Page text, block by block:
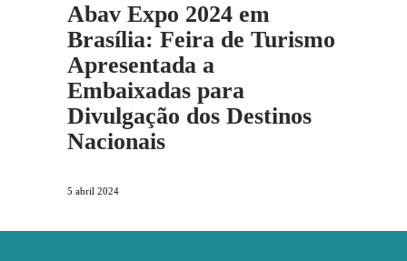
Abav Expo 2024 em
Brasília: Feira de Turismo
Apresentada a
Embaixadas para
Divulgação dos Destinos
Nacionais
5 abril 2024